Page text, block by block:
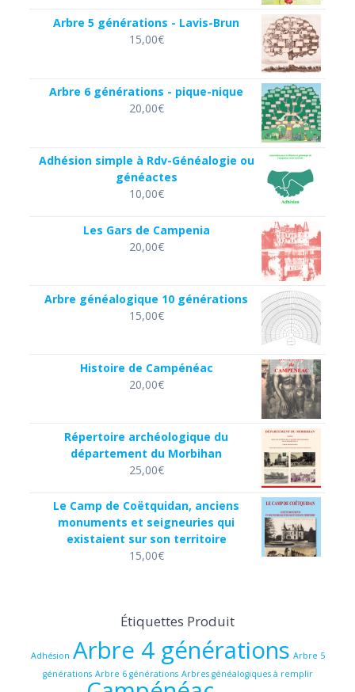
Arbre 5 générations - Lavis-Brun
15,00€
Arbre 6 générations - pique-nique
20,00€
Adhésion simple à Rdv-Généalogie ou
généactes
10,00€
Les Gars de Campenia
20,00€
Arbre généalogique 10 générations
15,00€
Histoire de Campénéac
20,00€
Répertoire archéologique du
département du Morbihan
25,00€
Le Camp de Coëtquidan, anciens
monuments et seigneuries qui
existaient sur son territoire
15,00€
Étiquettes Produit
Adhésion Arbre 4 générations Arbre 5
générations Arbre 6 générations Arbres généalogiques à remplir